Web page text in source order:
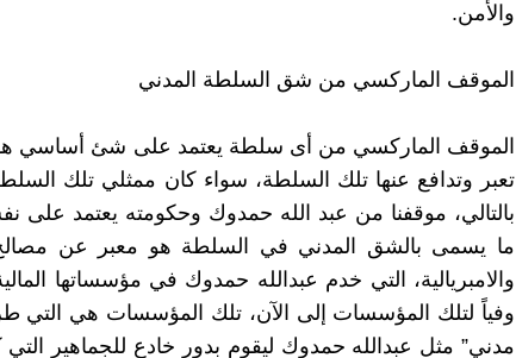
والأمن.
الموقف الماركسي من شق السلطة المدني
الموقف الماركسي من أى سلطة يعتمد على شئ أساسي
تعبر وتدافع عنها تلك السلطة، سواء كان ممثلي تلك
بالتالي، موقفنا من عبد الله حمدوك وحكومته يعتمد على
ما يسمى بالشق المدني في السلطة هو معبر عن مصالح
والامبريالية، التي خدم عبدالله حمدوك في مؤسساتها
وفياً لتلك المؤسسات إلى الآن، تلك المؤسسات هي
مدني” مثل عبدالله حمدوك ليقوم بدور خادع للجماهير